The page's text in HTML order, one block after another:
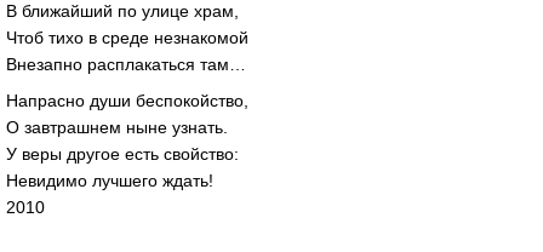
В ближайший по улице храм,
Чтоб тихо в среде незнакомой
Внезапно расплакаться там…
Напрасно души беспокойство,
О завтрашнем ныне узнать.
У веры другое есть свойство:
Невидимо лучшего ждать!
2010